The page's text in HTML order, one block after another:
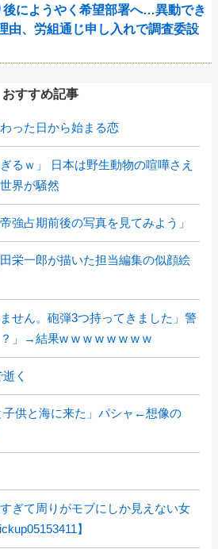
後にようやく希望部署へ…異動でき
由、労組通じ申し入れで調査委設
おすすめ記事
った日から始まる恋
るｗ」 日本は野生動物の喧嘩さえ
界が騒然
強占期前後の写真を見てみよう」
栄一郎が描いた担当編集の似顔絵
せん。砲弾3つ持ってきました」警
」→結果w w w w w w w w
く
子供と海に来た」パシャ←想像の
ぎて周りがモブにしか見えない女
】